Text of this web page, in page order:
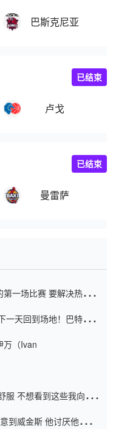
巴斯克尼亚
卢戈
已结束
曼雷萨
已结束
一场比赛 要解决热情的
天回到场地！巴特勒迈
万（Ivan
服 不想看到这些我向他
到威金斯 他讨厌他的老